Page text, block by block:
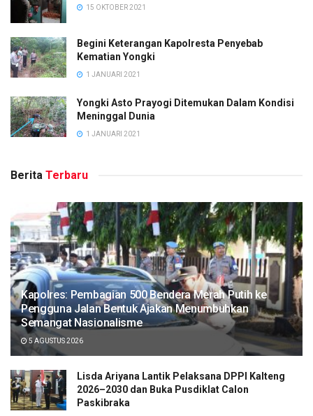
15 OKTOBER 2021
Begini Keterangan Kapolresta Penyebab
Kematian Yongki
1 JANUARI 2021
Yongki Asto Prayogi Ditemukan Dalam Kondisi
Meninggal Dunia
1 JANUARI 2021
Berita Terbaru
Kapolres: Pembagian 500 Bendera Merah Putih ke
Pengguna Jalan Bentuk Ajakan Menumbuhkan
Semangat Nasionalisme
5 AGUSTUS 2026
Lisda Ariyana Lantik Pelaksana DPPI Kalteng
2026–2030 dan Buka Pusdiklat Calon
Paskibraka